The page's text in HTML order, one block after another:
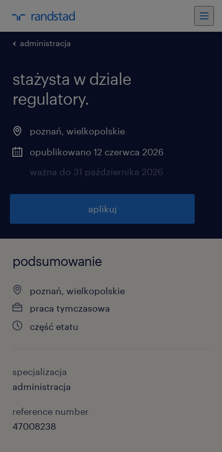
administracja
stażysta w dziale
regulatory.
poznań, wielkopolskie
opublikowano 12 czerwca 2026
ważna do 31 października 2026
aplikuj
podsumowanie
poznań, wielkopolskie
praca tymczasowa
część etatu
specjalizacja
administracja
reference number
47008238